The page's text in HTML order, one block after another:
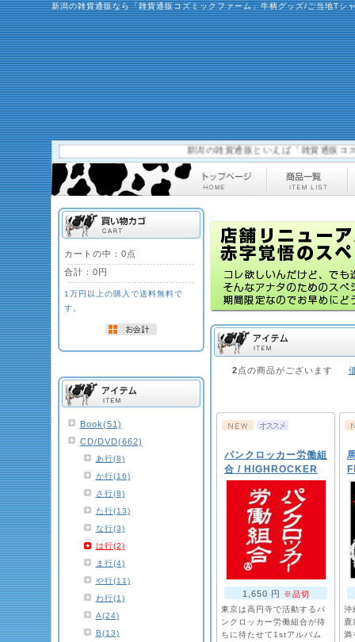
新潟の雑貨通販なら「雑貨通販コズミックファーム」牛柄グッズ/ご当地Tシ
新潟の雑貨通販といえば「雑貨通販コズミ
カートの中：0点
合計： 0円
1万円以上の購入で送料無料で
す。
Book(51)
CD/DVD(662)
あ行(8)
か行(16)
さ行(8)
た行(13)
な行(3)
は行(2)
ま行(4)
や行(11)
わ行(1)
A(24)
B(13)
2点の商品がございます
パンクロッカー労働組
合 / HIGHROCKER
1,650 円
※品切
東京は高円寺で活動するパ
ンクロッカー労働組合が待
ちに待たせて1stアルバム
沖
満